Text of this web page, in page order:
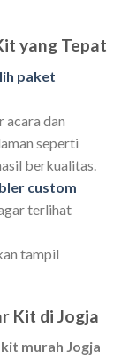
yang Tepat
paket
acara dan
seperti
berkualitas.
custom
terlihat
tampil
Kit di Jogja
murah Jogja